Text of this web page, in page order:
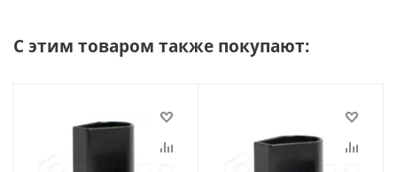
С этим товаром также покупают: